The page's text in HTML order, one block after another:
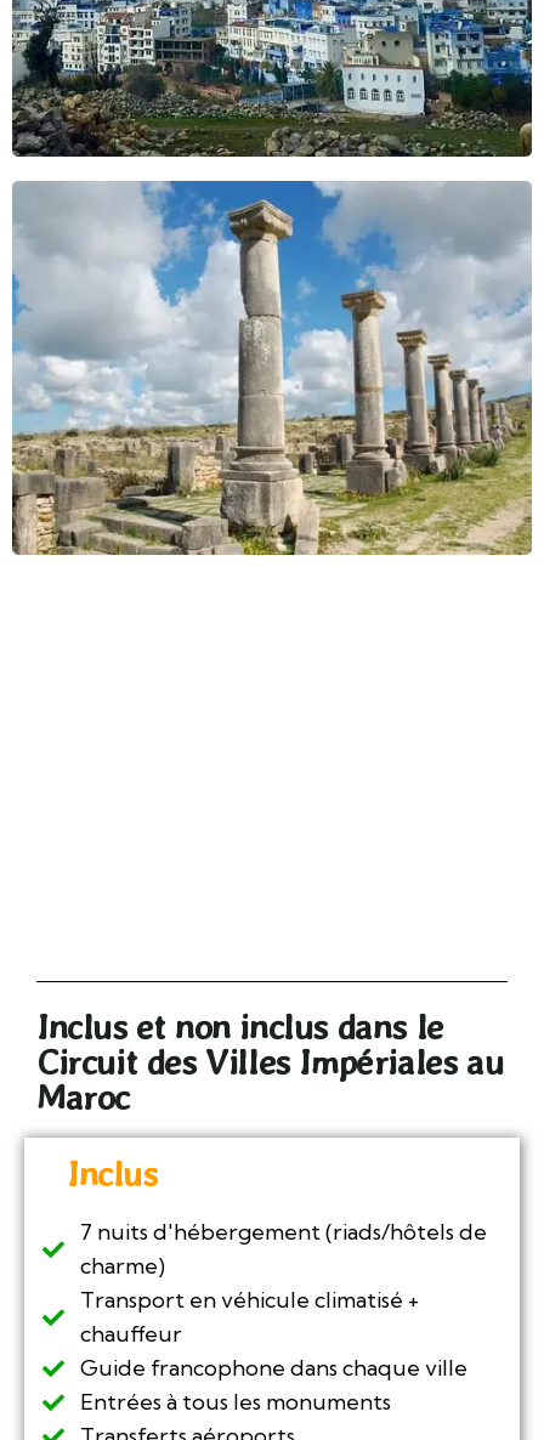
Inclus et non inclus dans le
Circuit des Villes Impériales au
Maroc
Inclus
7 nuits d'hébergement (riads/hôtels de
charme)
Transport en véhicule climatisé +
chauffeur
Guide francophone dans chaque ville
Entrées à tous les monuments